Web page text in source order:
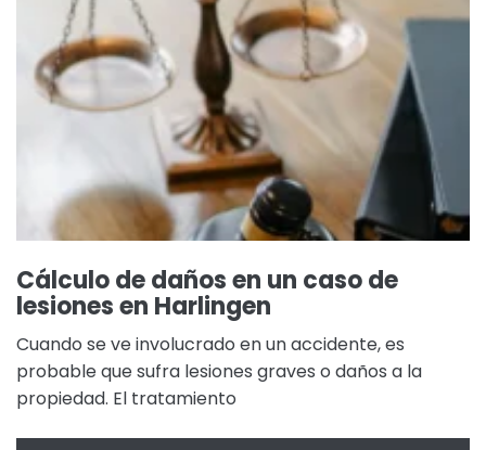
Cálculo de daños en un caso de
lesiones en Harlingen
Cuando se ve involucrado en un accidente, es
probable que sufra lesiones graves o daños a la
propiedad. El tratamiento